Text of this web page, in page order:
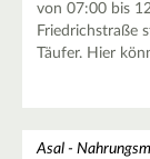
von 07:00 bis
Friedrichstraße
Täufer. Hier
Asal -